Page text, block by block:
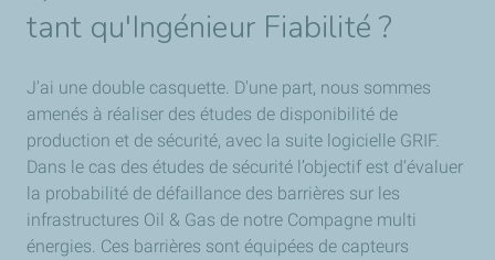
tant qu'Ingénieur Fiabilité ?
J'ai une double casquette. D'une part, nous sommes
amenés à réaliser des études de disponibilité de
production et de sécurité, avec la suite logicielle GRIF.
Dans le cas des études de sécurité l’objectif est d’évaluer
la probabilité de défaillance des barrières sur les
infrastructures Oil & Gas de notre Compagne multi
énergies. Ces barrières sont équipées de capteurs